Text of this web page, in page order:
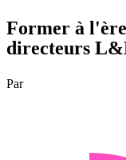
Former à
directeurs
Par